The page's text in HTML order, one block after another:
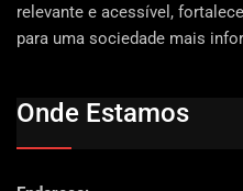
relevante e acessível,
para uma sociedade mais
Onde Estamos